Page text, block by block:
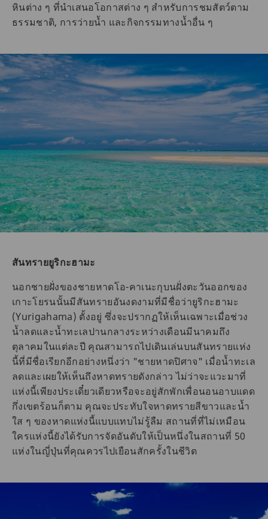
หินต่าง ๆ ที่นำเสนอโอกาสต่าง ๆ สำหรับการชมสัตว์ตาม
ธรรมชาติ, การว่ายน้ำ และกิจกรรมทางน้ำอื่น ๆ
สันทรายยูริกะฮามะ
นอกชายฝั่งของชายหาดโอ-คาเนะกุบนฝั่งตะวันออกของ
เกาะโยรนนั้นมีสันทรายอันงดงามที่มีชื่อว่ายูริกะฮามะ
(Yurigahama) ตั้งอยู่ ซึ่งจะปรากฏให้เห็นเฉพาะเมื่อช่วง
น้ำลดและน้ำทะเลปานกลางระหว่างเดือนมีนาคมถึง
ตุลาคมในแต่ละปี คุณสามารถไปเดินเล่นบนสันทรายแห่ง
นี้ที่มีชื่อเรียกอีกอย่างหนึ่งว่า "ชายหาดปิศาจ" เมื่อน้ำทะเล
ลดและเผยให้เห็นถึงหาดทรายดังกล่าว ไม่ว่าจะแวะมาที่
แห่งนี้เพียงประเดี๋ยวเดียวหรือจะอยู่สักพักเพื่อนอนอาบแดด
กึ่งเขตร้อนก็ตาม คุณจะประทับใจหาดทรายสีขาวและน้ำ
ใส ๆ ของหาดแห่งนี้แบบแทบไม่รู้ลืม สถานที่ที่ไม่เหมือน
ใครแห่งนี้ยังได้รับการจัดอันดับให้เป็นหนึ่งในสถานที่ 50
แห่งในญี่ปุ่นที่คุณควรไปเยือนสักครั้งในชีวิต